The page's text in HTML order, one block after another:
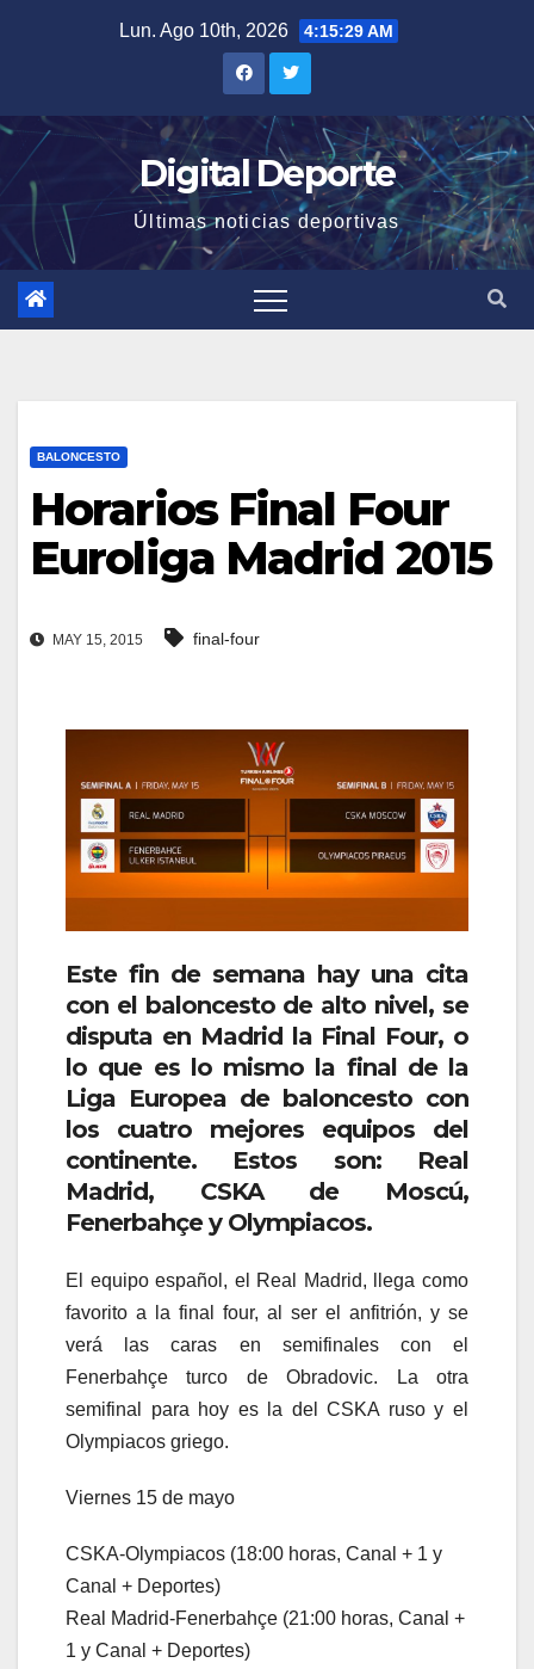
Lun. Ago 10th, 2026 4:15:29 AM
Digital Deporte
Últimas noticias deportivas
BALONCESTO
Horarios Final Four
Euroliga Madrid 2015
MAY 15, 2015 final-four
Este fin de semana hay una cita
con el baloncesto de alto nivel, se
disputa en Madrid la Final Four, o
lo que es lo mismo la final de la
Liga Europea de baloncesto con
los cuatro mejores equipos del
continente. Estos son: Real
Madrid, CSKA de Moscú,
Fenerbahçe y Olympiacos.
El equipo español, el Real Madrid, llega como
favorito a la final four, al ser el anfitrión, y se
verá las caras en semifinales con el
Fenerbahçe turco de Obradovic. La otra
semifinal para hoy es la del CSKA ruso y el
Olympiacos griego.
Viernes 15 de mayo
CSKA-Olympiacos (18:00 horas, Canal + 1 y
Canal + Deportes)
Real Madrid-Fenerbahçe (21:00 horas, Canal +
1 y Canal + Deportes)